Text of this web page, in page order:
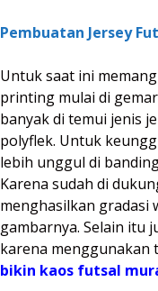
Pembuatan Jersey
Untuk saat ini
printing mulai di
banyak di temui jenis
polyflek. Untuk
lebih unggul di
Karena sudah di
menghasilkan gradasi
gambarnya. Selain itu
karena menggunakan
bikin kaos futsal